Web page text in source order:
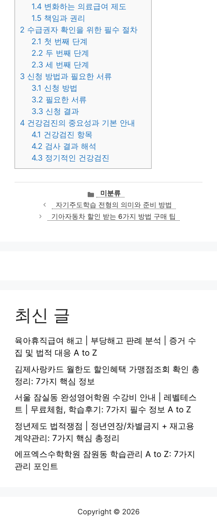
1.4 변화하는 의료급여 제도
1.5 책임과 권리
2 수급권자 확인을 위한 필수 절차
2.1 첫 번째 단계
2.2 두 번째 단계
2.3 세 번째 단계
3 신청 방법과 필요한 서류
3.1 신청 방법
3.2 필요한 서류
3.3 신청 결과
4 건강검진의 중요성과 기본 안내
4.1 건강검진 항목
4.2 검사 결과 해석
4.3 정기적인 건강검진
카
테
고
리
미분류
자기주도학습 전형의 의미와 준비 방법
기아자동차 할인 받는 6가지 방법 구매 팁
최신 글
육아휴직급여 해고 | 부당해고 판례 분석 | 증거 수
집 및 법적 대응 A to Z
김제사랑카드 월한도 할인혜택 가맹점조회 확인 총
정리: 7가지 핵심 정보
서울 잠실동 완성영어학원 수강비 안내 | 레벨테스
트 | 무료체험, 학습후기: 7가지 필수 정보 A to Z
정년제도 법적쟁점 | 정년연장/차별금지 + 재고용
계약관리: 7가지 핵심 총정리
에프엑스수학학원 잠원동 학습관리 A to Z: 7가지
관리 포인트
Copyright © 2026